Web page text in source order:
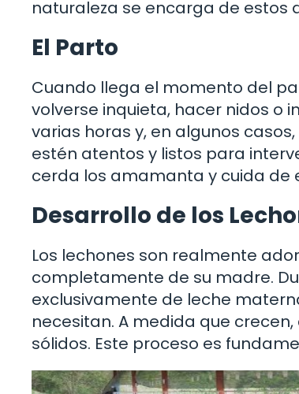
naturaleza se encarga de estos
El Parto
Cuando llega el momento del
volverse inquieta, hacer nidos o
varias horas y, en algunos
estén atentos y listos para
cerda los amamanta y cuida de
Desarrollo de los
Los lechones son realmente
completamente de su madre.
exclusivamente de leche
necesitan. A medida que
sólidos. Este proceso es